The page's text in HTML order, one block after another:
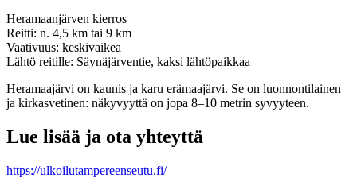
Heramaanjärven kierros
Reitti: n. 4,5 km tai 9 km
Vaativuus: keskivaikea
Lähtö reitille: Säynäjärventie, kaksi lähtöpaikkaa
Heramaajärvi on kaunis ja karu erämaajärvi. Se on luonnontilainen
ja kirkasvetinen: näkyvyyttä on jopa 8–10 metrin syvyyteen.
Lue lisää ja ota yhteyttä
https://ulkoilutampereenseutu.fi/